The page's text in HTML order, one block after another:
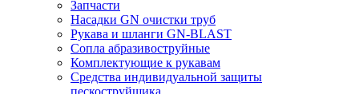
Запчасти
Насадки GN очистки труб
Рукава и шланги GN-BLAST
Сопла абразивоструйные
Комплектующие к рукавам
Средства индивидуальной защиты